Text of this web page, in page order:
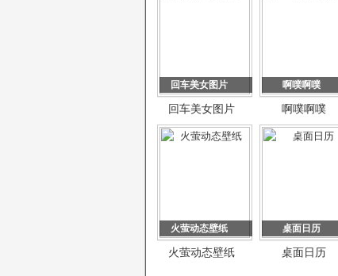
回车美女图片
回车美女图片
啊噗啊噗
啊噗啊噗
火萤动态壁纸
火萤动态壁纸
桌面日历
桌面日历